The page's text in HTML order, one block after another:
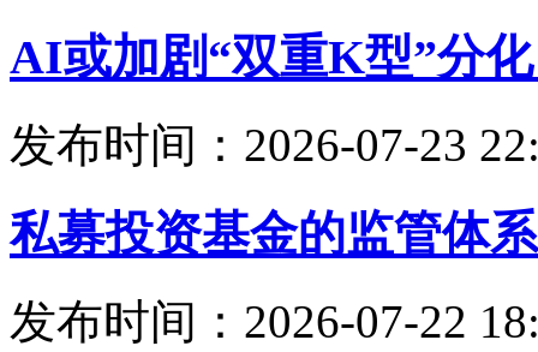
AI或加剧“双重K型”分
发布时间：2026-07-23
私募投资基金的监管体
发布时间：2026-07-22